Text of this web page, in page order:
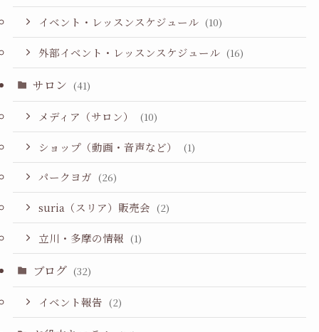
イベント・レッスンスケジュール (10)
外部イベント・レッスンスケジュール (16)
サロン (41)
メディア（サロン） (10)
ショップ（動画・音声など） (1)
パークヨガ (26)
suria（スリア）販売会 (2)
立川・多摩の情報 (1)
ブログ (32)
イベント報告 (2)